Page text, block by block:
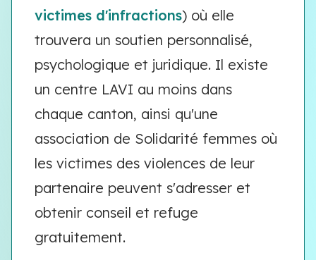
victimes d'infractions) où elle
trouvera un soutien personnalisé,
psychologique et juridique. Il existe
un centre LAVI au moins dans
chaque canton, ainsi qu'une
association de Solidarité femmes où
les victimes des violences de leur
partenaire peuvent s'adresser et
obtenir conseil et refuge
gratuitement.